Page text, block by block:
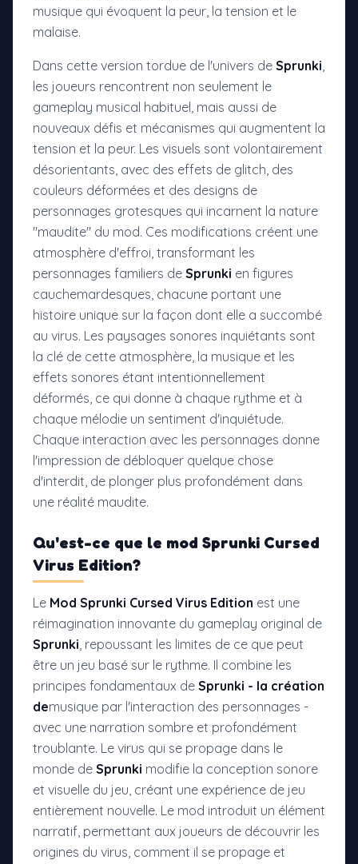
musique qui évoquent la peur, la tension et le
malaise.
Dans cette version tordue de l'univers de Sprunki,
les joueurs rencontrent non seulement le
gameplay musical habituel, mais aussi de
nouveaux défis et mécanismes qui augmentent la
tension et la peur. Les visuels sont volontairement
désorientants, avec des effets de glitch, des
couleurs déformées et des designs de
personnages grotesques qui incarnent la nature
"maudite" du mod. Ces modifications créent une
atmosphère d'effroi, transformant les
personnages familiers de Sprunki en figures
cauchemardesques, chacune portant une
histoire unique sur la façon dont elle a succombé
au virus. Les paysages sonores inquiétants sont
la clé de cette atmosphère, la musique et les
effets sonores étant intentionnellement
déformés, ce qui donne à chaque rythme et à
chaque mélodie un sentiment d'inquiétude.
Chaque interaction avec les personnages donne
l'impression de débloquer quelque chose
d'interdit, de plonger plus profondément dans
une réalité maudite.
Qu'est-ce que le mod Sprunki Cursed
Virus Edition?
Le Mod Sprunki Cursed Virus Edition est une
réimagination innovante du gameplay original de
Sprunki, repoussant les limites de ce que peut
être un jeu basé sur le rythme. Il combine les
principes fondamentaux de Sprunki - la création
demusique par l'interaction des personnages -
avec une narration sombre et profondément
troublante. Le virus qui se propage dans le
monde de Sprunki modifie la conception sonore
et visuelle du jeu, créant une expérience de jeu
entièrement nouvelle. Le mod introduit un élément
narratif, permettant aux joueurs de découvrir les
origines du virus, comment il se propage et